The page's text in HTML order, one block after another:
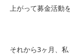
上がって募金活動
それから3ヶ月、